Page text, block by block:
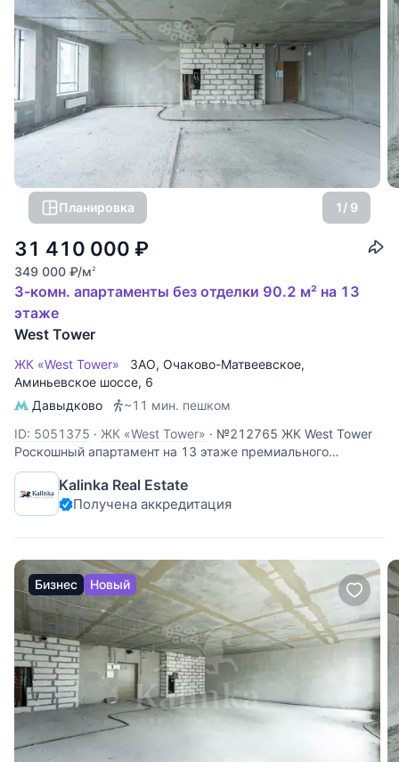
Планировка 1/ 9
31 410 000 ₽
349 000 ₽/м2
3-комн. апартаменты без отделки 90.2 м² на 13
этаже
West Tower
ЖК «West Tower» ЗАО, Очаково-Матвеевское,
Аминьевское шоссе, 6
Давыдково
~11 мин. пешком
ID: 5051375 · ЖК «West Tower» · №212765 ЖК West Tower
Роскошный апартамент на 13 этаже премиального
комплекса West Tower. Этот объект идеально подходит для
личного проживания или сдачи в аренду с высокой
доходностью. Панорамные виды: высокий 13 этаж
Kalinka Real Estate
Получена аккредитация
Бизнес Новый